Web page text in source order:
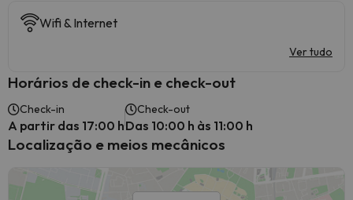
Wifi & Internet
Ver tudo
Horários de check-in e check-out
Check-in
A partir das 17:00 h
Check-out
Das 10:00 h às 11:00 h
Localização e meios mecânicos